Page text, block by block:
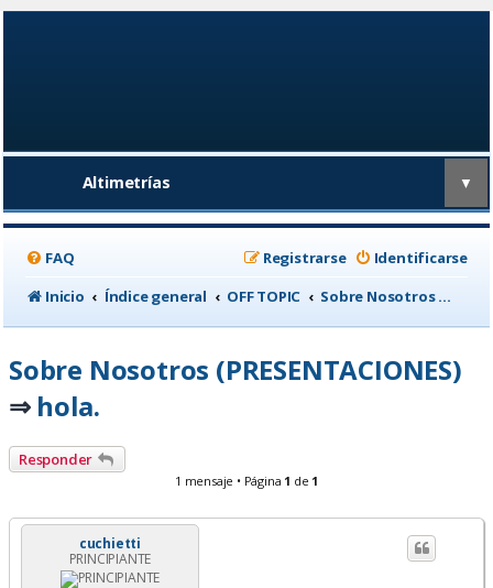
Altimetrías ▼
FAQ Identificarse
Registrarse
Inicio
Índice general OFF TOPIC Sobre Nosotros (PRESENTACIONES)
Sobre Nosotros (PRESENTACIONES)
⇒ hola.
Responder
1 mensaje • Página 1 de 1
cuchietti
PRINCIPIANTE